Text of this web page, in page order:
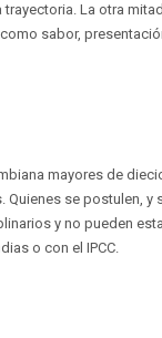
La otra
sabor,
mayores de
se postulen, y
y no pueden
o con el IPCC.